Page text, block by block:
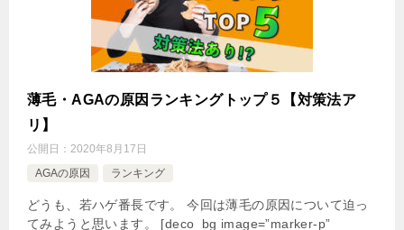
薄毛・AGAの原因ランキングトップ５【対策法ア
リ】
公開日： 2020年8月17日
AGAの原因
ランキング
どうも、若ハゲ番長です。 今回は薄毛の原因について迫っ
てみようと思います。 [deco_bg image=”marker-p”